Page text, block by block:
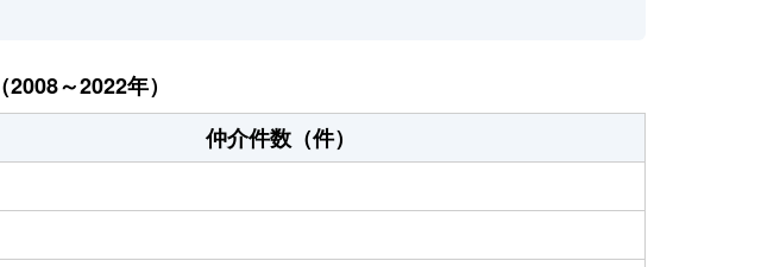
～2022年）
仲介件数（件）